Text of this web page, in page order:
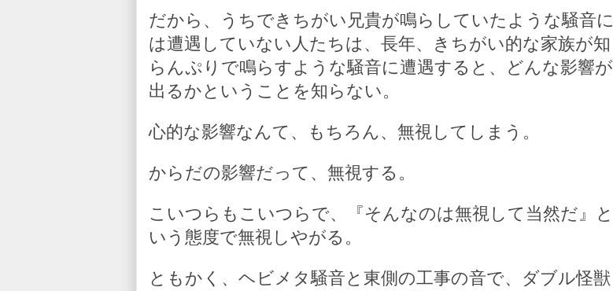
だから、うちできちがい兄貴が鳴らしていたような騒音に
は遭遇していない人たちは、長年、きちがい的な家族が知
らんぷりで鳴らすような騒音に遭遇すると、どんな影響が
出るかということを知らない。
心的な影響なんて、もちろん、無視してしまう。
からだの影響だって、無視する。
こいつらもこいつらで、『そんなのは無視して当然だ』と
いう態度で無視しやがる。
ともかく、ヘビメタ騒音と東側の工事の音で、ダブル怪獣